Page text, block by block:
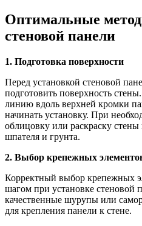
Оптимальные
стеновой панели
1. Подготовка поверхности
Перед установкой стеновой
подготовить поверхность
линию вдоль верхней кромки
начинать установку. При
облицовку или раскраску
шпателя и грунта.
2. Выбор крепежных
Корректный выбор крепежных
шагом при установке стеновой
качественные шурупы или
для крепления панели к стене.